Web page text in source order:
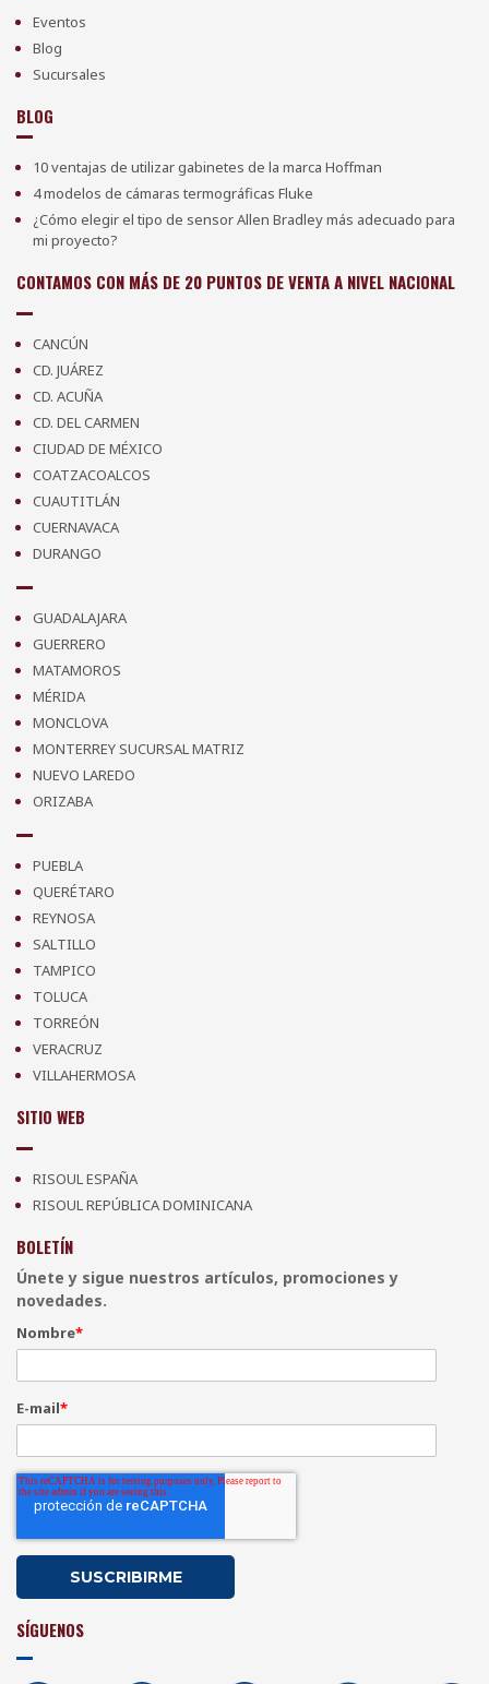
Eventos
Blog
Sucursales
BLOG
10 ventajas de utilizar gabinetes de la marca Hoffman
4 modelos de cámaras termográficas Fluke
¿Cómo elegir el tipo de sensor Allen Bradley más adecuado para
mi proyecto?
CONTAMOS CON MÁS DE 20 PUNTOS DE VENTA A NIVEL NACIONAL
CANCÚN
CD. JUÁREZ
CD. ACUÑA
CD. DEL CARMEN
CIUDAD DE MÉXICO
COATZACOALCOS
CUAUTITLÁN
CUERNAVACA
DURANGO
GUADALAJARA
GUERRERO
MATAMOROS
MÉRIDA
MONCLOVA
MONTERREY SUCURSAL MATRIZ
NUEVO LAREDO
ORIZABA
PUEBLA
QUERÉTARO
REYNOSA
SALTILLO
TAMPICO
TOLUCA
TORREÓN
VERACRUZ
VILLAHERMOSA
SITIO WEB
RISOUL ESPAÑA
RISOUL REPÚBLICA DOMINICANA
BOLETÍN
Únete y sigue nuestros artículos, promociones y
novedades.
Nombre*
E-mail*
SÍGUENOS